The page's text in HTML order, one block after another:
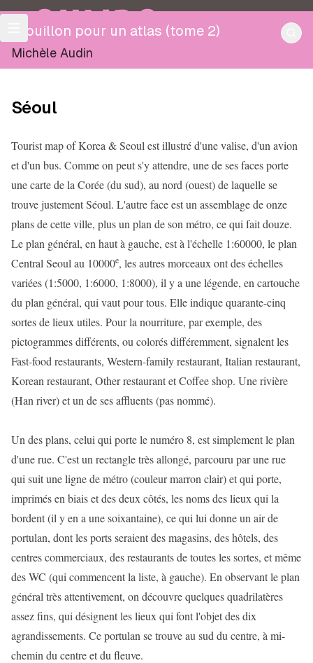
OULIPO
Brouillon pour un atlas (tome 2)
Michèle Audin
Séoul
Tourist map of Korea & Seoul est illustré d'une valise, d'un avion
et d'un bus. Comme on peut s'y attendre, une de ses faces porte
une carte de la Corée (du sud), au nord (ouest) de laquelle se
trouve justement Séoul. L'autre face est un assemblage de onze
plans de cette ville, plus un plan de son métro, ce qui fait douze.
Le plan général, en haut à gauche, est à l'échelle 1:60000, le plan
Central Seoul au 10000e, les autres morceaux ont des échelles
variées (1:5000, 1:6000, 1:8000), il y a une légende, en cartouche
du plan général, qui vaut pour tous. Elle indique quarante-cinq
sortes de lieux utiles. Pour la nourriture, par exemple, des
pictogrammes différents, ou colorés différemment, signalent les
Fast-food restaurants, Western-family restaurant, Italian restaurant,
Korean restaurant, Other restaurant et Coffee shop. Une rivière
(Han river) et un de ses affluents (pas nommé).
Un des plans, celui qui porte le numéro 8, est simplement le plan
d'une rue. C'est un rectangle très allongé, parcouru par une rue
qui suit une ligne de métro (couleur marron clair) et qui porte,
imprimés en biais et des deux côtés, les noms des lieux qui la
bordent (il y en a une soixantaine), ce qui lui donne un air de
portulan, dont les ports seraient des magasins, des hôtels, des
centres commerciaux, des restaurants de toutes les sortes, et même
des WC (qui commencent la liste, à gauche). En observant le plan
général très attentivement, on découvre quelques quadrilatères
assez fins, qui désignent les lieux qui font l'objet des dix
agrandissements. Ce portulan se trouve au sud du centre, à mi-
chemin du centre et du fleuve.